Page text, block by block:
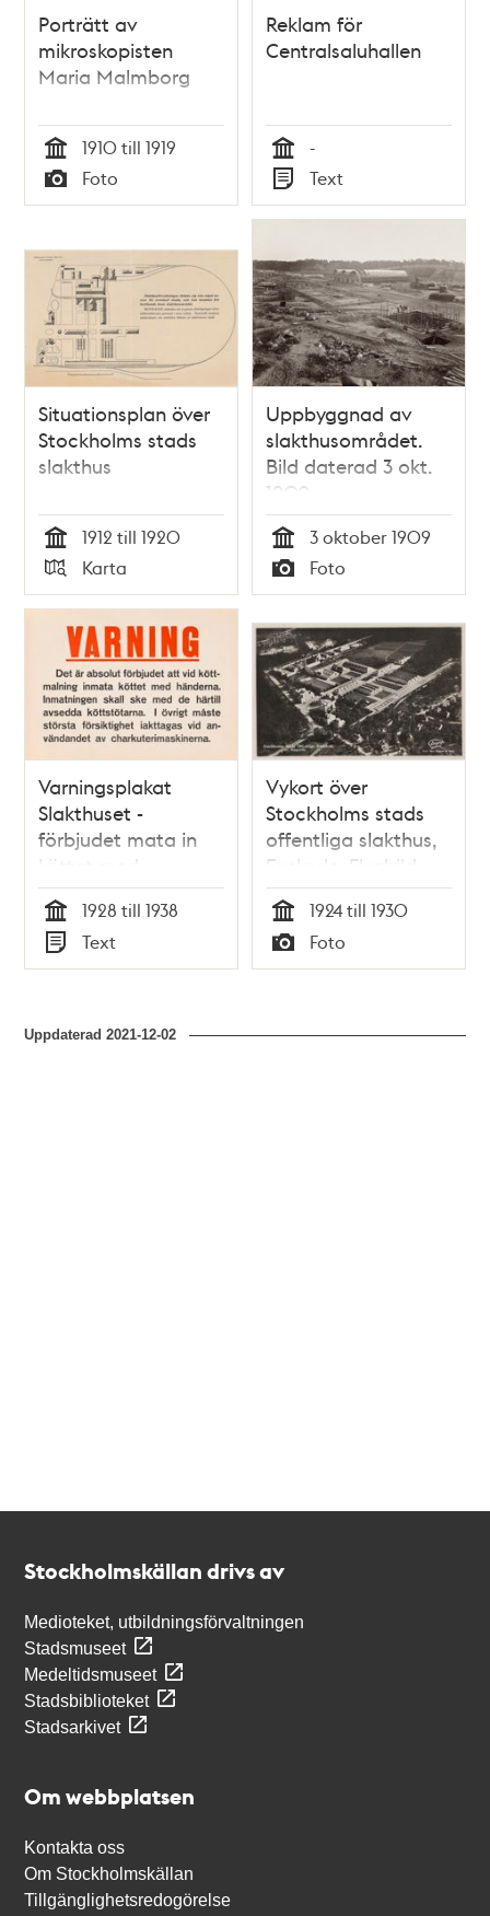
Porträtt av
mikroskopisten
Maria Malmborg
Tid
1910 till 1919
Typ
Foto
Reklam för
Centralsaluhallen
Tid
-
Typ
Text
Situationsplan över
Stockholms stads
slakthus
Tid
1912 till 1920
Typ
Karta
Uppbyggnad av
slakthusområdet.
Bild daterad 3 okt.
1909
Tid
3 oktober 1909
Typ
Foto
Varningsplakat
Slakthuset -
förbjudet mata in
köttet med
händerna vid
köttmalning
Tid
1928 till 1938
Typ
Text
Vykort över
Stockholms stads
offentliga slakthus,
Enskede. Flygbild.
Tid
1924 till 1930
Typ
Foto
Uppdaterad2021-12-02
Stockholmskällan drivs av
Medioteket, utbildningsförvaltningen
Stadsmuseet
Medeltidsmuseet
Stadsbiblioteket
Stadsarkivet
Om webbplatsen
Kontakta oss
Om Stockholmskällan
Tillgänglighetsredogörelse